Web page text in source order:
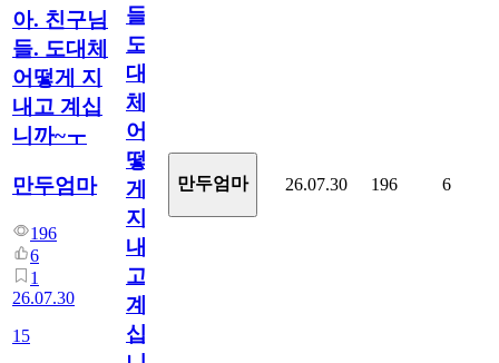
아. 친구님
들. 도대체
어떻게 지
내고 계십
니까~ㅜ
만두엄마
196
6
1
26.07.30
15
들.
도
대
체
어
떻
게
지
내
고
계
십
만두엄마 26.07.30 196 6